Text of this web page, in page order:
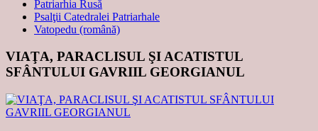
Patriarhia Rusă
Psalţii Catedralei Patriarhale
Vatopedu (română)
VIAŢA, PARACLISUL ŞI ACATISTUL
SFÂNTULUI GAVRIIL GEORGIANUL